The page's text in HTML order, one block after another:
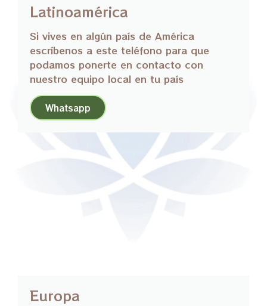
Latinoamérica
Si vives en algún país de América
escríbenos a este teléfono para que
podamos ponerte en contacto con
nuestro equipo local en tu país
Whatsapp
Europa